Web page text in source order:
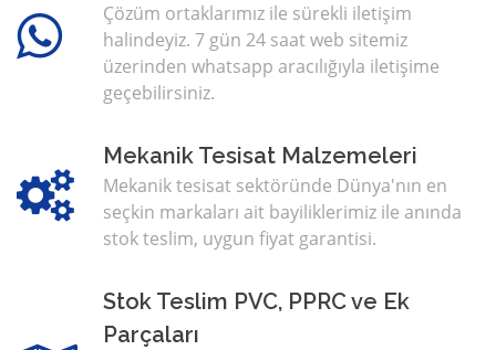
Çözüm ortaklarımız ile sürekli iletişim
halindeyiz. 7 gün 24 saat web sitemiz
üzerinden whatsapp aracılığıyla iletişime
geçebilirsiniz.
Mekanik Tesisat Malzemeleri
Mekanik tesisat sektöründe Dünya'nın en
seçkin markaları ait bayiliklerimiz ile anında
stok teslim, uygun fiyat garantisi.
Stok Teslim PVC, PPRC ve Ek
Parçaları